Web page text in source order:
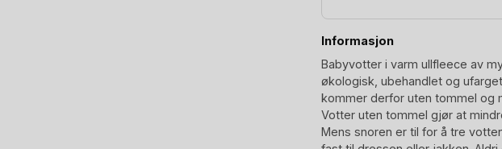
Informasjon
Babyvotter i varm ullfleece av
økologisk, ubehandlet og
kommer derfor uten tommel og
Votter uten tommel gjør at
Mens snoren er til for å tre